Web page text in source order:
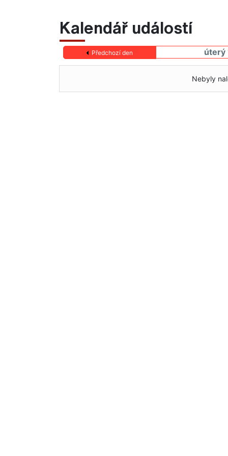
Kalendář událostí
Předchozí den úterý
Nebyly